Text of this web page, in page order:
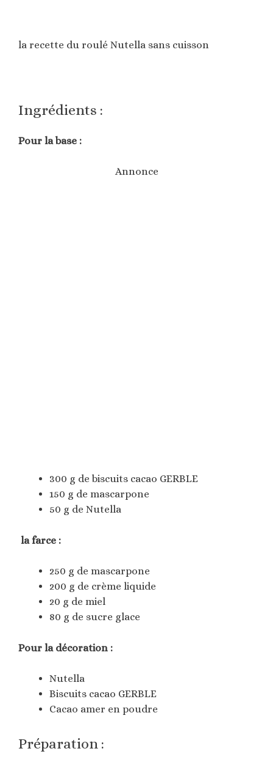
la recette du roulé Nutella sans cuisson
Ingrédients :
Pour la base :
Annonce
300 g de biscuits cacao GERBLE
150 g de mascarpone
50 g de Nutella
la farce :
250 g de mascarpone
200 g de crème liquide
20 g de miel
80 g de sucre glace
Pour la décoration :
Nutella
Biscuits cacao GERBLE
Cacao amer en poudre
Préparation :